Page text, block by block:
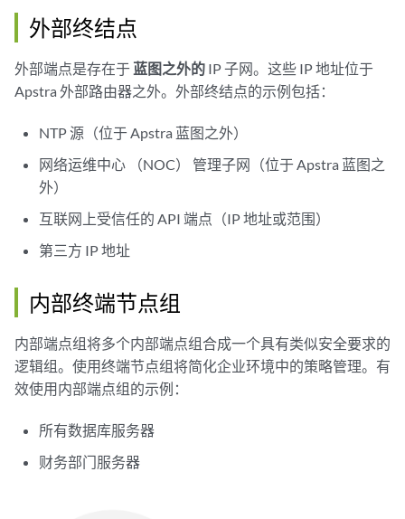
外部终结点
外部端点是存在于 蓝图之外的 IP 子网。这些 IP 地址位于
Apstra 外部路由器之外。外部终结点的示例包括：
NTP 源（位于 Apstra 蓝图之外）
网络运维中心 （NOC） 管理子网（位于 Apstra 蓝图之
外）
互联网上受信任的 API 端点（IP 地址或范围）
第三方 IP 地址
内部终端节点组
内部端点组将多个内部端点组合成一个具有类似安全要求的
逻辑组。使用终端节点组将简化企业环境中的策略管理。有
效使用内部端点组的示例：
所有数据库服务器
财务部门服务器